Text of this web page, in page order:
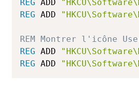
REG ADD
REG ADD
REM Montrer l'icône
REG ADD
REG ADD